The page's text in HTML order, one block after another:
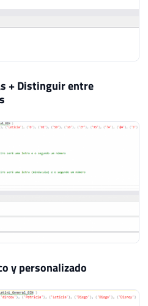
+ Distinguir entre
y personalizado